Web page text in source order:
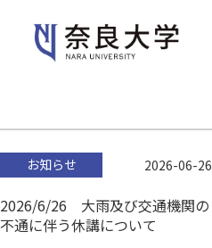
お知らせ 2026-06-26
2026/6/26 大雨及び交通機関の
不通に伴う休講について